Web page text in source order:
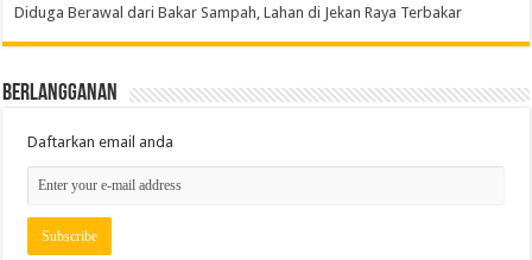
Diduga Berawal dari Bakar Sampah, Lahan di Jekan Raya Terbakar
Berlangganan
Daftarkan email anda